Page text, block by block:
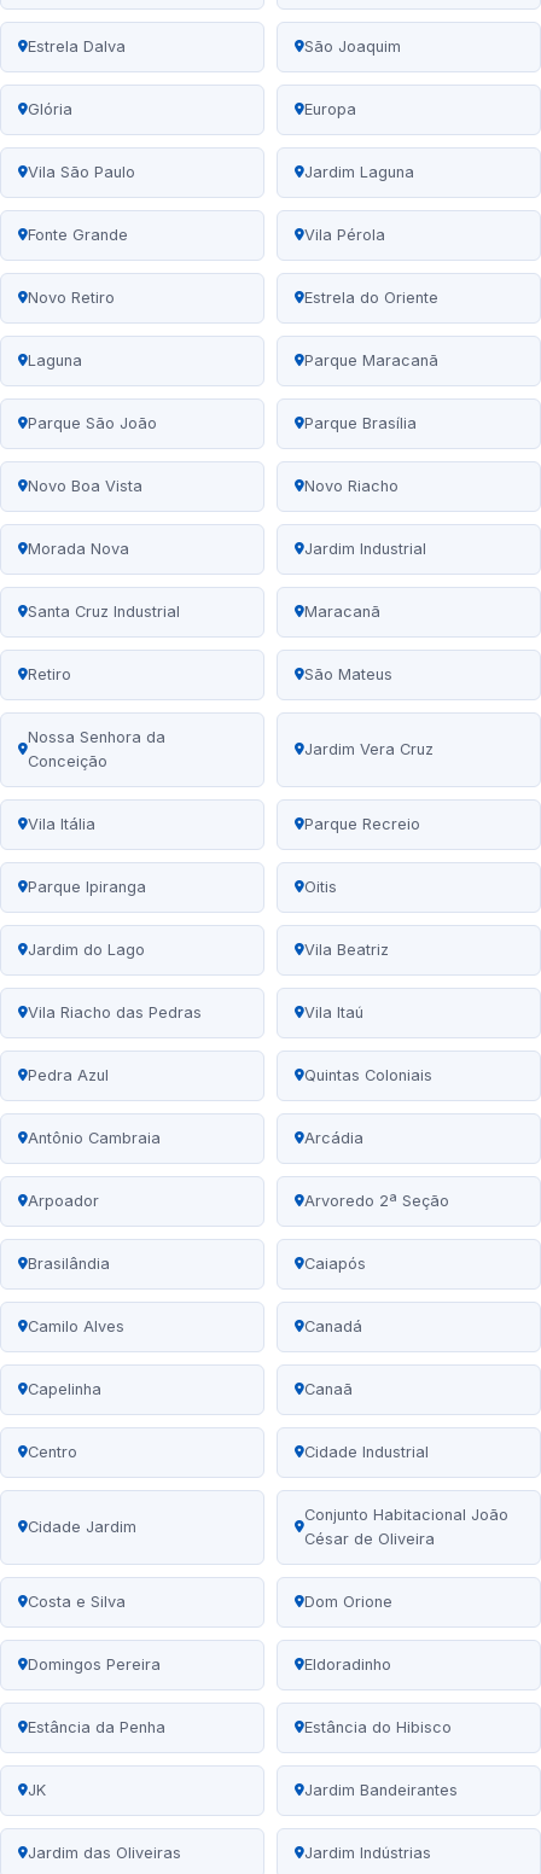
Estrela Dalva São Joaquim
Glória Europa
Vila São Paulo Jardim Laguna
Fonte Grande Vila Pérola
Novo Retiro Estrela do Oriente
Laguna Parque Maracanã
Parque São João Parque Brasília
Novo Boa Vista Novo Riacho
Morada Nova Jardim Industrial
Santa Cruz Industrial Maracanã
Retiro São Mateus
Nossa Senhora da
Conceição
Jardim Vera Cruz
Vila Itália Parque Recreio
Parque Ipiranga Oitis
Jardim do Lago Vila Beatriz
Vila Riacho das Pedras Vila Itaú
Pedra Azul Quintas Coloniais
Antônio Cambraia Arcádia
Arpoador Arvoredo 2ª Seção
Brasilândia Caiapós
Camilo Alves Canadá
Capelinha Canaã
Centro Cidade Industrial
Cidade Jardim
Conjunto Habitacional João
César de Oliveira
Costa e Silva Dom Orione
Domingos Pereira Eldoradinho
Estância da Penha Estância do Hibisco
JK Jardim Bandeirantes
Jardim das Oliveiras Jardim Indústrias